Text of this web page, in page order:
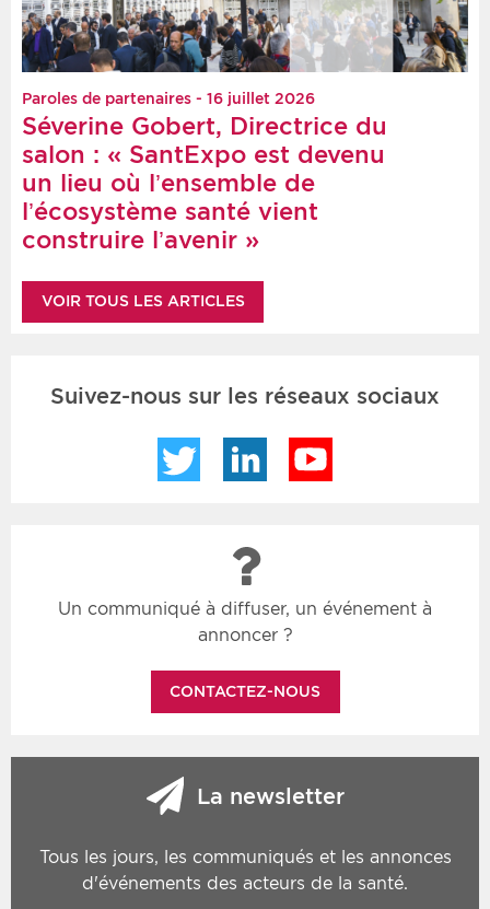
Paroles de partenaires - 16 juillet 2026
Séverine Gobert, Directrice du
salon : « SantExpo est devenu
un lieu où l’ensemble de
l’écosystème santé vient
construire l’avenir »
VOIR TOUS LES ARTICLES
Suivez-nous sur les réseaux sociaux
Twitter LinkedIn
Un communiqué à diffuser, un événement à
annoncer ?
CONTACTEZ-NOUS
La newsletter
Tous les jours, les communiqués et les annonces
d'événements des acteurs de la santé.